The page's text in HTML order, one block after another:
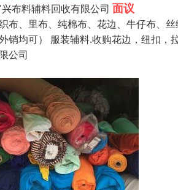
布料辅料回收有限公司 面议
布、里布、纯棉布、花边、牛仔布、
销均可） 服装辅料.收购花边，纽扣
公司